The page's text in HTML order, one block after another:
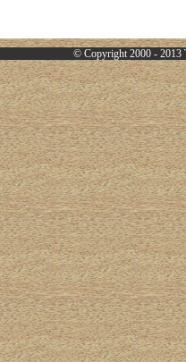
© Copyright 2000 - 2013